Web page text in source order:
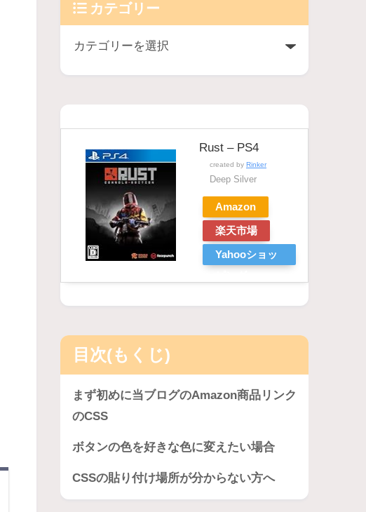
カテゴリー
Rust – PS4
created by Rinker
Deep Silver
Amazon
楽天市場
Yahooショッ
目次(もくじ)
まず初めに当ブログのAmazon商品リンク
のCSS
ボタンの色を好きな色に変えたい場合
CSSの貼り付け場所が分からない方へ